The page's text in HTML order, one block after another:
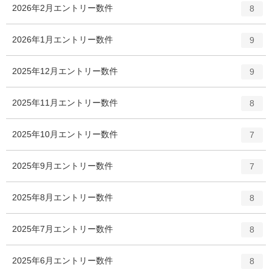
2026年2月 エントリー数 8
件
2026年1月 エントリー数 9
件
2025年12月 エントリー数 9
件
2025年11月 エントリー数 8
件
2025年10月 エントリー数 7
件
2025年9月 エントリー数 7
件
2025年8月 エントリー数 8
件
2025年7月 エントリー数 8
件
2025年6月 エントリー数 8
件